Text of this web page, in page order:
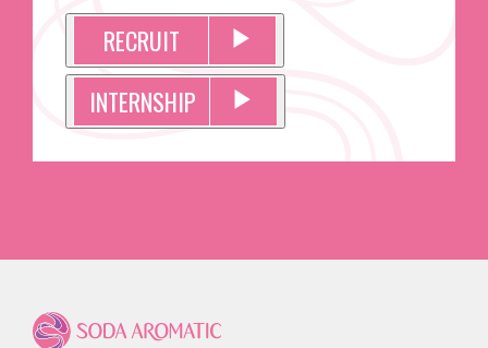
RECRUIT ▶︎
INTERNSHIP ▶︎